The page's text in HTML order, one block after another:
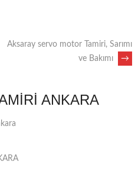
Aksaray servo motor Tamiri, Sarımı
ve Bakımı
→
ANKARA